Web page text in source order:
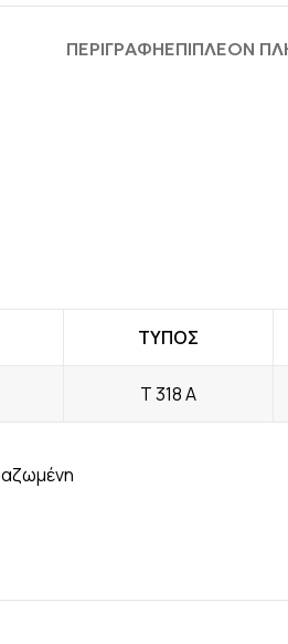
ΠΕΡΙΓΡΑΦΉΕΠΙΠΛΈΟΝ
ΤΥΠΟΣ
T 318 A